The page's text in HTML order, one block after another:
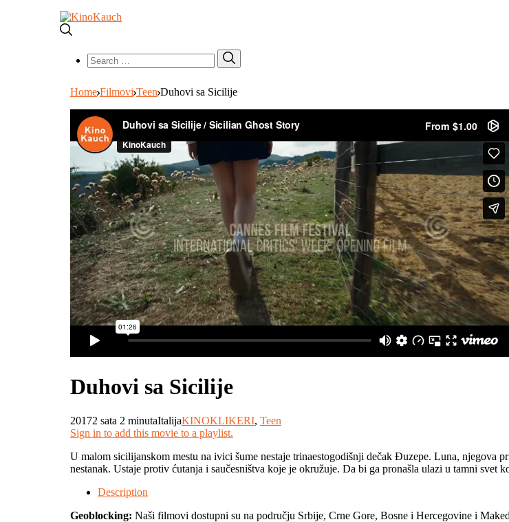
Search
for:
Home Filmovi Teen Duhovi sa Sicilije
Duhovi sa Sicilije
20172 sata 2 minutaItalijaKINOKLIKERI, Teen
Sign in to add this movie to a playlist.
U malom sicilijanskom mestu na ivici šume nestaje trinaestogodišnji dečak Đuzepe. Luna, njegova
nestanak. Ustaje protiv ćutanja i saučesništva koje je okružuje. Da bi ga pronašla ulazi u tamni svet
Description
Geoblocking: Naši filmovi dostupni su na području Srbije, Crne Gore, Bosne i Hercegovine i